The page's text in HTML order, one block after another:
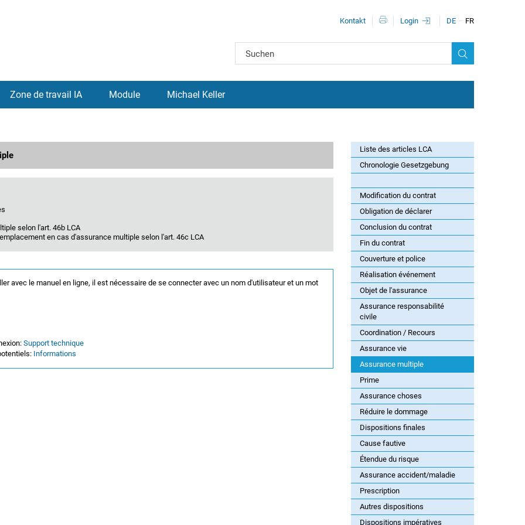
DE FR
Méta-navigation
Kontakt Login
Zone de travail IA Module Michael Keller
selon l'art. 46b LCA
en cas d'assurance multiple selon l'art. 46c LCA
avec le manuel en ligne, il est nécessaire de se connecter avec un nom d'utilisateur et un mot
Support technique
Informations
Liste des articles LCA
Chronologie Gesetzgebung
Modification du contrat
Obligation de déclarer
Conclusion du contrat
Fin du contrat
Couverture et police
Réalisation événement
Objet de l'assurance
Assurance responsabilité
civile
Coordination / Recours
Assurance vie
Assurance multiple
Prime
Assurance choses
Réduire le dommage
Dispositions finales
Cause fautive
Étendue du risque
Assurance accident/maladie
Prescription
Autres dispositions
Dispositions impératives